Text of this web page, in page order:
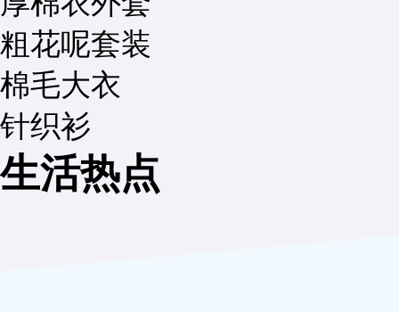
粗花呢套装
棉毛大衣
针织衫
生活热点